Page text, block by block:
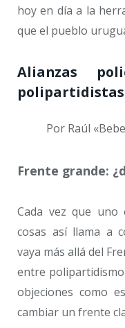
hoy en día a la
que el pueblo
Alianzas
polipartidistas
Por Raúl
Frente grande:
Cada vez que uno
cosas así llama a
vaya más allá del
entre
objeciones como
cambiar un frente